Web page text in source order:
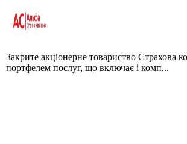
Закрите акціонерне товариство Страхова
портфелем послуг, що включає і комп...